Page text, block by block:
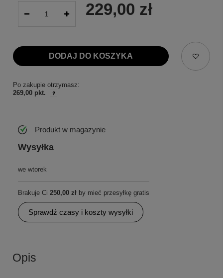
229,00 zł
DODAJ DO KOSZYKA
Po zakupie otrzymasz:
269,00 pkt.
Produkt w magazynie
Wysyłka
we wtorek
Brakuje Ci 250,00 zł by mieć przesyłkę gratis
Sprawdź czasy i koszty wysyłki
Opis